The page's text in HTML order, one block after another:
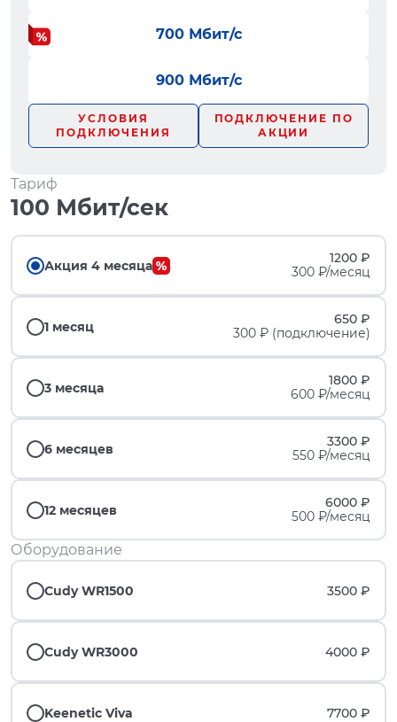
700 Мбит/с
900 Мбит/с
УСЛОВИЯ
ПОДКЛЮЧЕНИЯ
ПОДКЛЮЧЕНИЕ ПО
АКЦИИ
Тариф
100 Мбит/сек
Акция 4 месяца
1200 ₽
300 ₽/месяц
1 месяц
650 ₽
300 ₽ (подключение)
3 месяца
1800 ₽
600 ₽/месяц
6 месяцев
3300 ₽
550 ₽/месяц
12 месяцев
6000 ₽
500 ₽/месяц
Оборудование
Cudy WR1500 3500 ₽
Cudy WR3000 4000 ₽
Keenetic Viva 7700 ₽